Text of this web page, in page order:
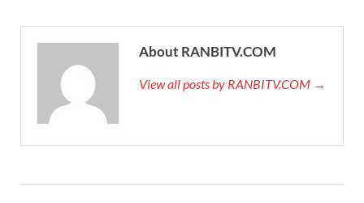
About RANBITV.COM
View all posts by RANBITV.COM →